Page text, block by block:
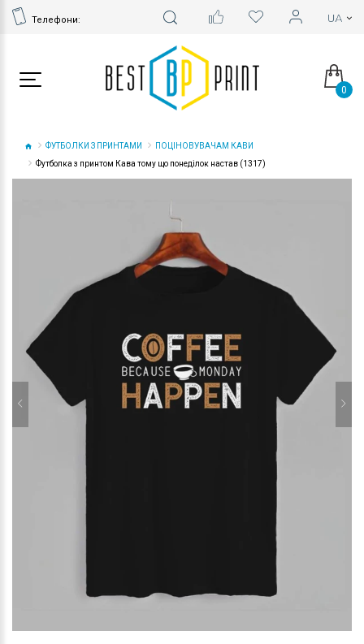
Телефони:
0
ФУТБОЛКИ З ПРИНТАМИ
ПОЦІНОВУВАЧАМ КАВИ
Футболка з принтом Кава тому що понеділок настав (1317)